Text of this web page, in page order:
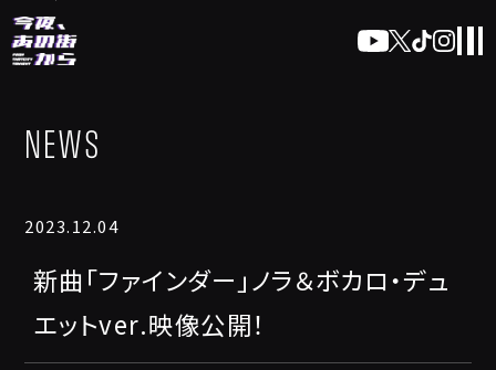
NEWS
2023.12.04
新曲「ファインダー」ノラ＆ボカロ・デュ
エットver.映像公開！